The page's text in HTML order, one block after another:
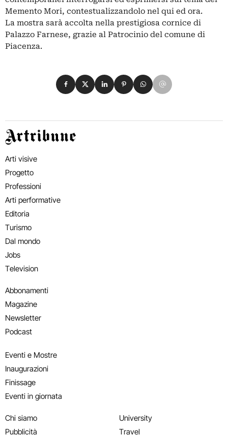
Memento Mori, contestualizzandolo nel qui ed ora.
La mostra sarà accolta nella prestigiosa cornice di
Palazzo Farnese, grazie al Patrocinio del comune di
Piacenza.
Condividi su Facebook
Condividi su X
Condividi su LinkedIn
Condividi su Pinterest
Condividi su WhatsApp
Condividi su Email
Artribune
Arti visive
Progetto
Professioni
Arti performative
Editoria
Turismo
Dal mondo
Jobs
Television
Abbonamenti
Magazine
Newsletter
Podcast
Eventi e Mostre
Inaugurazioni
Finissage
Eventi in giornata
Chi siamo
Pubblicità
University
Travel